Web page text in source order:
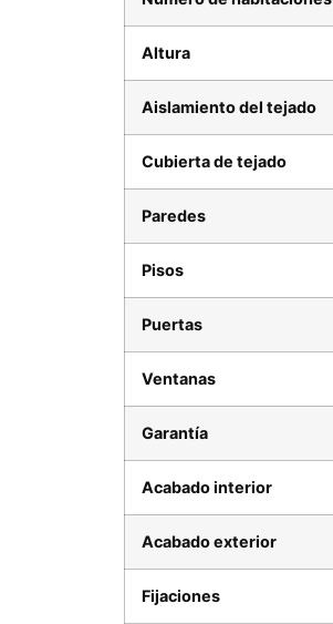
Altura
Aislamiento del tejado
Cubierta de tejado
Paredes
Pisos
Puertas
Ventanas
Garantía
Acabado interior
Acabado exterior
Fijaciones